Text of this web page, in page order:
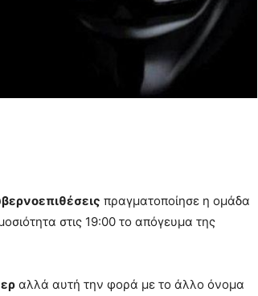
πραγματοποίησε η ομάδα
στις 19:00 το απόγευμα της
αλλά αυτή την φορά με το άλλο όνομα